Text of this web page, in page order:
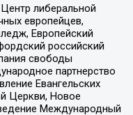
либеральной
европейцев,
Европейский
российский
свободы
партнерство
Евангельских
Церкви, Новое
Международный